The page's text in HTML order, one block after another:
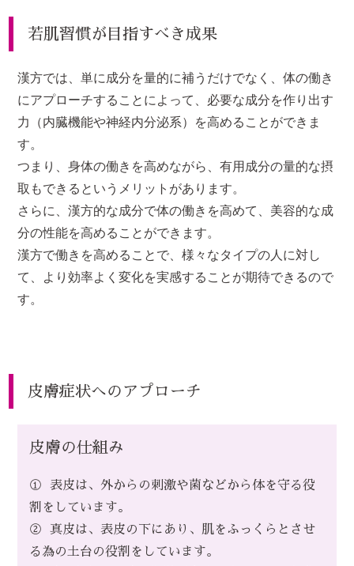
若肌習慣が目指すべき成果
漢方では、単に成分を量的に補うだけでなく、体の働き
にアプローチすることによって、必要な成分を作り出す
力（内臓機能や神経内分泌系）を高めることができま
す。
つまり、身体の働きを高めながら、有用成分の量的な摂
取もできるというメリットがあります。
さらに、漢方的な成分で体の働きを高めて、美容的な成
分の性能を高めることができます。
漢方で働きを高めることで、様々なタイプの人に対し
て、より効率よく変化を実感することが期待できるので
す。
皮膚症状へのアプローチ
皮膚の仕組み
①
表皮は、外からの刺激や菌などから体を守る役
割をしています。
②
真皮は、表皮の下にあり、肌をふっくらとさせ
る為の土台の役割をしています。